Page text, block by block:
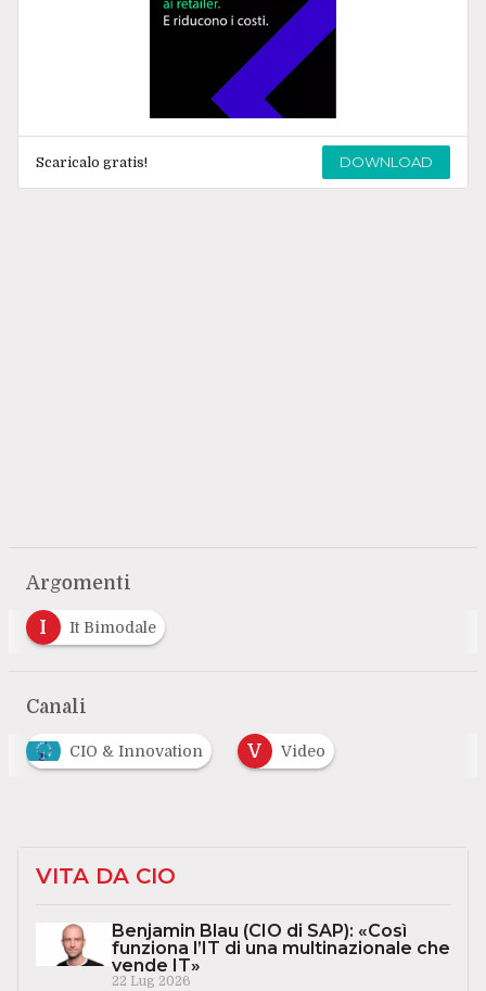
Scaricalo gratis! DOWNLOAD
Argomenti
I It Bimodale
Canali
CIO & Innovation V Video
VITA DA CIO
Benjamin Blau (CIO di SAP): «Così
funziona l’IT di una multinazionale che
vende IT»
22 Lug 2026